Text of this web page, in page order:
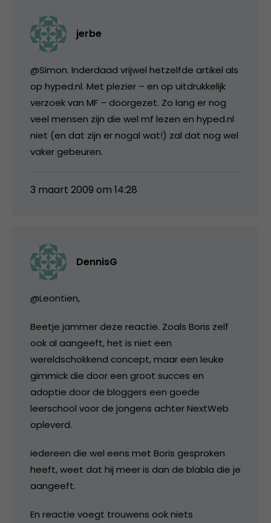
jerbe
@Simon. Inderdaad vrijwel hetzelfde artikel als
op hyped.nl. Met plezier – en op uitdrukkelijk
verzoek van MF – doorgezet. Zo lang er nog
veel mensen zijn die wel mf lezen en hyped.nl
niet (en dat zijn er nogal wat!) zal dat nog wel
vaker gebeuren.
3 maart 2009 om 14:28
DennisG
@Leontien,
Beetje jammer deze reactie. Zoals Boris zelf
ook al aangeeft, het is niet een
wereldschokkend concept, maar een leuke
gimmick die door een groot succes en
adoptie door de bloggers een goede
leerschool voor de jongens achter NextWeb
opleverd.
iedereen die wel eens met Boris gesproken
heeft, weet dat hij meer is dan de blabla die je
aangeeft.
En reactie voegt trouwens ook niets